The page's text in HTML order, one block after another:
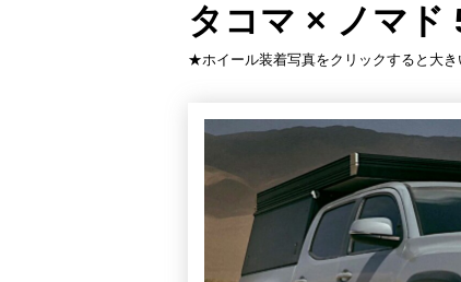
タコマ × ノマ
★ホイール装着写真をクリックすると大き